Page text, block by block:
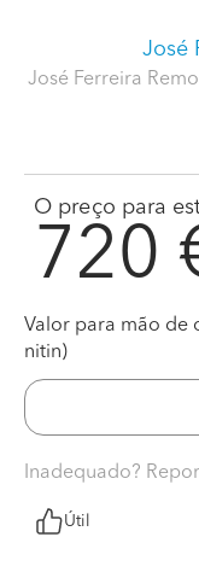
José
José Ferreira
O preço para
720
Valor para mão de
nitin)
Inadequado?
Útil